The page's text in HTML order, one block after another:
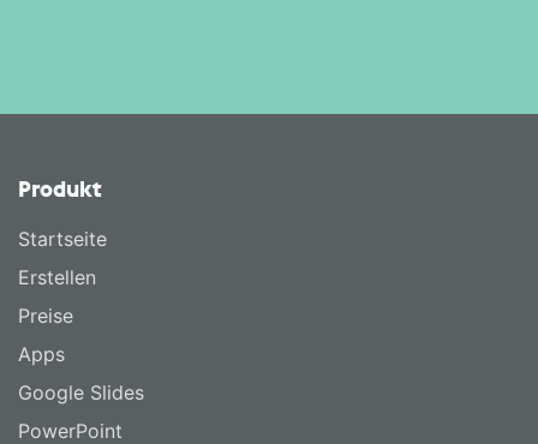
Produkt
Startseite
Erstellen
Preise
Apps
Google Slides
PowerPoint